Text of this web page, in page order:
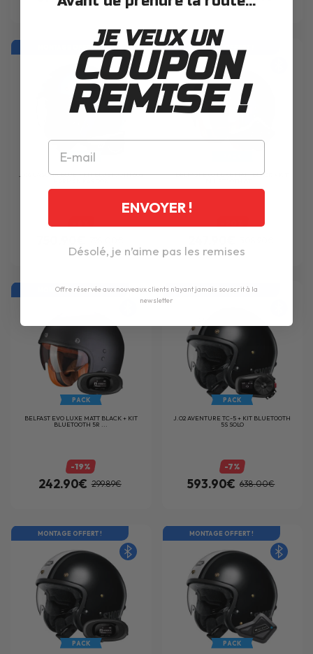
MONTAGE OFFERT !
PACK
J.O2 LAGUNA BLUE + KIT BLUETOOTH 60S
MONTAGE OFFERT !
BELFAST EVO LUXE MATT BLACK + KIT
MONTAGE OFFERT !
PACK
BELFAST EVO LUXE MATT BLACK + KIT
BLUETOOTH 5R ...
-19%
242.90€ 299.89€
MONTAGE OFFERT !
PACK
J.O2 AVENTURE TC-5 + KIT BLUETOOTH
5S SOLO
-7%
593.90€ 638.00€
MONTAGE OFFERT !
PACK
MONTAGE OFFERT !
PACK
JE VEUX UN
COUPON
REMISE !
ENVOYER !
Désolé, je n’aime pas les remises
Offre réservée aux nouveaux clients n'ayant jamais souscrit à la
newsletter